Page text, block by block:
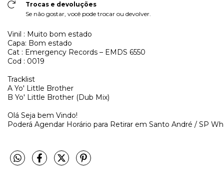
Trocas e devoluções
Se não gostar, você pode trocar ou devolver.
Vinil : Muito bom estado
Capa: Bom estado
Cat : Emergency Records – EMDS 6550
Cod : 0019
Tracklist
A Yo' Little Brother
B Yo' Little Brother (Dub Mix)
Olá Seja bem Vindo!
Poderá Agendar Horário para Retirar em Santo André / SP